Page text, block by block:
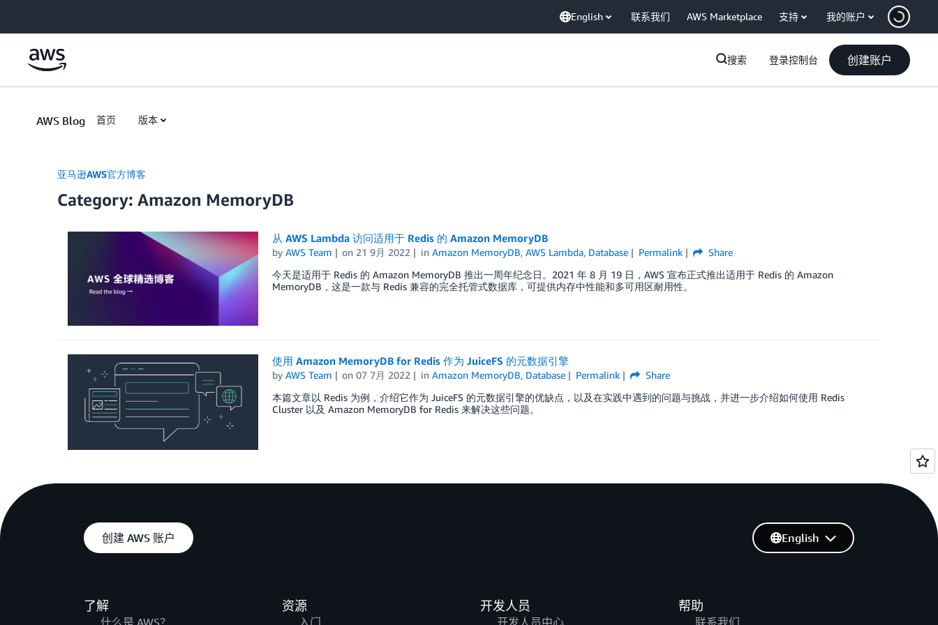
English 联系我们 AWS Marketplace 支持 我的账户
搜索 登录控制台 创建账户
AWS Blog 首页 版本
亚马逊AWS官方博客
Category: Amazon MemoryDB
从 AWS Lambda 访问适用于 Redis 的 Amazon MemoryDB
by AWS Team on 21 9月 2022 inAmazon MemoryDB,AWS Lambda, Database Permalink
Share
今天是适用于 Redis 的 Amazon MemoryDB 推出一周年纪念日。2021 年 8 月 19 日，AWS 宣布正式推出适用于 Redis 的 Amazon
MemoryDB，这是一款与 Redis 兼容的完全托管式数据库，可提供内存中性能和多可用区耐用性。
使用 Amazon MemoryDB for Redis 作为 JuiceFS 的元数据引擎
by AWS Team on07 7月 2022 inAmazon MemoryDB, Database Permalink
Share
本篇文章以 Redis 为例，介绍它作为 JuiceFS 的元数据引擎的优缺点，以及在实践中遇到的问题与挑战，并进一步介绍如何使用 Redis
Cluster 以及 Amazon MemoryDB for Redis 来解决这些问题。
创建 AWS 账户
了解
什么是 AWS？
资源
入门
开发人员
开发人员中心
帮助
联系我们
English